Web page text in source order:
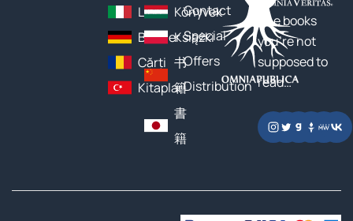
Libri
Bücher
Cărți
Kitaplar
Könyvek
Książki
书
籍
書
籍
Contact
Special
Offers
Distribution
The books
you’re not
supposed to
read…